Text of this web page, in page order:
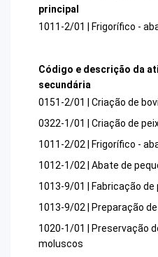
principal
1011-2/01 | Frigorífico -
Código e descrição da
secundária
0151-2/01 | Criação de
0322-1/01 | Criação de
1011-2/02 | Frigorífico -
1012-1/02 | Abate de
1013-9/01 | Fabricação
1013-9/02 | Preparação
1020-1/01 | Preservação
moluscos